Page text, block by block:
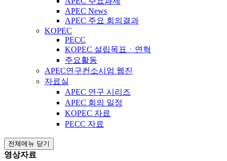
APEC News
APEC 주요 회의결과
KOPEC
PECC
KOPEC 설립목표ㆍ연혁
주요활동
APEC연구컨소시엄 웹진
자료실
APEC 연구 시리즈
APEC 회의 일정
KOPEC 자료
PECC 자료
전체메뉴 닫기
영상자료